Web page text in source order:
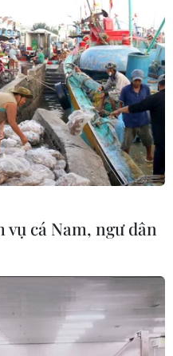
NAM
TÁM, KHÚC THANH
Quy định sử dụng
Hỗ trợ
cá Nam, ngư dân